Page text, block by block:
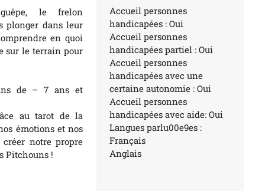
le frelon
plonger dans leur
en quoi
sur le terrain pour
de – 7 ans et
au tarot de la
émotions et nos
notre propre
Pitchouns !
Accueil personnes
handicapées : Oui
Accueil personnes
handicapées partiel : Oui
Accueil personnes
handicapées avec une
certaine autonomie : Oui
Accueil personnes
handicapées avec aide: Oui
Langues parlu00e9es :
Français
Anglais